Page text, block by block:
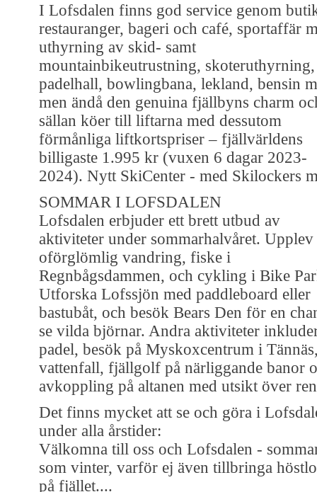
I Lofsdalen finns god service genom
restauranger, bageri och café, sportaffär
uthyrning av skid- samt
mountainbikeutrustning, skoteruthyrning,
padelhall, bowlingbana, lekland, bensin
men ändå den genuina fjällbyns charm
sällan köer till liftarna med dessutom
förmånliga liftkortspriser – fjällvärldens
billigaste 1.995 kr (vuxen 6 dagar 2023-
2024). Nytt SkiCenter - med Skilockers
SOMMAR I LOFSDALEN
Lofsdalen erbjuder ett brett utbud av
aktiviteter under sommarhalvåret. Upplev
oförglömlig vandring, fiske i
Regnbågsdammen, och cykling i Bike
Utforska Lofssjön med paddleboard eller
bastubåt, och besök Bears Den för en
se vilda björnar. Andra aktiviteter
padel, besök på Myskoxcentrum i
vattenfall, fjällgolf på närliggande banor
avkoppling på altanen med utsikt över
Det finns mycket att se och göra i
under alla årstider:
Välkomna till oss och Lofsdalen -
som vinter, varför ej även tillbringa
på fjället....